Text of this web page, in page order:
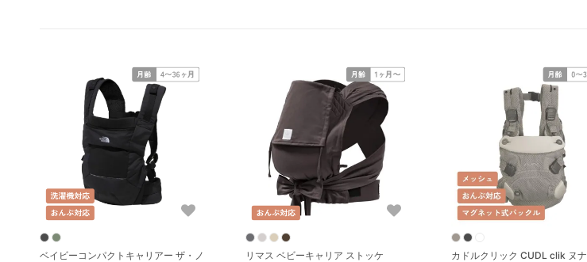
ベイビーコンパクトキャリアー ザ・ノ
リマス ベビーキャリア ストッケ
カドルクリック CUDL clik ヌナ